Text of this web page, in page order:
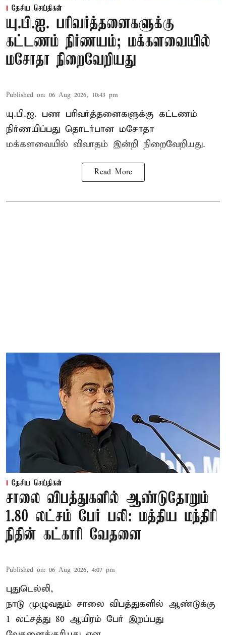
தேசிய செய்திகள்
யு.பி.ஐ. பரிவர்த்தனைகளுக்கு
கட்டணம் நிர்ணயம்; மக்களவையில்
மசோதா நிறைவேறியது
Published on: 06 Aug 2026, 10:43 pm
யு.பி.ஐ. பண பரிவர்த்தனைகளுக்கு கட்டணம்
நிர்ணயிப்பது தொடர்பான மசோதா
மக்களவையில் விவாதம் இன்றி நிறைவேறியது.
Read More
தேசிய செய்திகள்
சாலை விபத்துகளில் ஆண்டுதோறும்
1.80 லட்சம் பேர் பலி: மத்திய மந்திரி
நிதின் கட்காரி வேதனை
Published on: 06 Aug 2026, 4:07 pm
புதுடெல்லி,
நாடு முழுவதும் சாலை விபத்துகளில் ஆண்டுக்கு
1 லட்சத்து 80 ஆயிரம் பேர் இறப்பது